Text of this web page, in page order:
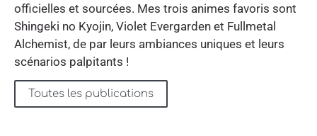
officielles et sourcées. Mes trois animes favoris sont
Shingeki no Kyojin, Violet Evergarden et Fullmetal
Alchemist, de par leurs ambiances uniques et leurs
scénarios palpitants !
Toutes les publications